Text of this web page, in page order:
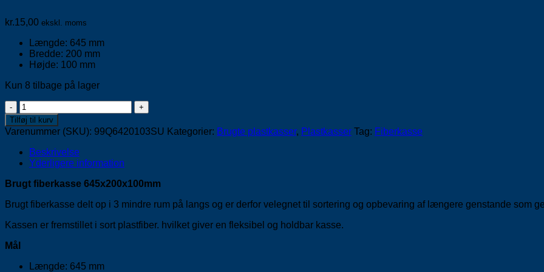
kr.15,00 ekskl. moms
Længde: 645 mm
Bredde: 200 mm
Højde: 100 mm
Kun 8 tilbage på lager
Fiberkasse
645x200x100mm
antal
Tilføj til kurv
Varenummer (SKU): 99Q6420103SU Kategorier: Brugte plastkasser, Plastkasser Tag: Fiberkasse
Beskrivelse
Yderligere information
Brugt fiberkasse 645x200x100mm
Brugt fiberkasse delt op i 3 mindre rum på langs og er derfor velegnet til sortering og opbevaring af længere genstande som
Kassen er fremstillet i sort plastfiber. hvilket giver en fleksibel og holdbar kasse.
Mål
Længde: 645 mm